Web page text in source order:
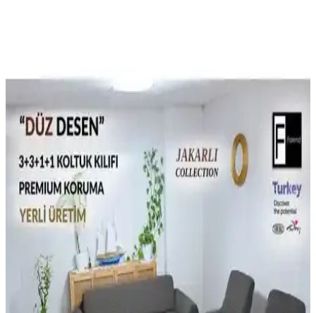
ve Satın Alma Uyarıları
Birleşik Krallık'ta Teddy kanepe modellerinde yumuşak yastıklar ve
stok kaynaklı sünger sorunları konforu etkiliyor. İade süreçleri ve
alternatif seçenekler hakkında önemli bilgiler sunuluyor.
Stüdyo Dairelerde Mobilya Düzeni ve Kanepe Yatak
Kullanımının Fonksiyonel Yaklaşımları
Stüdyo dairelerde mobilya yerleşimi, uyku ve yaşam alanlarını net
ayırarak konfor sağlar. Kanepe yataklar kısa vadede
kullanılabilirken, gerçek yataklar uzun ömürlüdür. Murphy yataklar
ve çok işlevli mobilyalar alan tasarrufu sunar.
Kanepe ve Sandalyelerden Köşe Koltuğa Geçiş:
Tasarım ve Konforda Yeni Yaklaşımlar